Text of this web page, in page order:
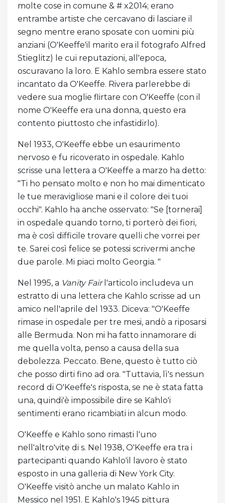
molte cose in comune & # x2014; erano
entrambe artiste che cercavano di lasciare il
segno mentre erano sposate con uomini più
anziani (O'Keeffe'il marito era il fotografo Alfred
Stieglitz) le cui reputazioni, all'epoca,
oscuravano la loro. E Kahlo sembra essere stato
incantato da O'Keeffe. Rivera parlerebbe di
vedere sua moglie flirtare con O'Keeffe (con il
nome O'Keeffe era una donna, questo era
contento piuttosto che infastidirlo).
Nel 1933, O'Keeffe ebbe un esaurimento
nervoso e fu ricoverato in ospedale. Kahlo
scrisse una lettera a O'Keeffe a marzo ha detto:
"Ti ho pensato molto e non ho mai dimenticato
le tue meravigliose mani e il colore dei tuoi
occhi". Kahlo ha anche osservato: "Se [tornerai]
in ospedale quando torno, ti porterò dei fiori,
ma è così difficile trovare quelli che vorrei per
te. Sarei così felice se potessi scrivermi anche
due parole. Mi piaci molto Georgia. "
Nel 1995, a Vanity Fairl'articolo includeva un
estratto di una lettera che Kahlo scrisse ad un
amico nell'aprile del 1933. Diceva: "O'Keeffe
rimase in ospedale per tre mesi, andò a riposarsi
alle Bermuda. Non mi ha fatto innamorare di
me quella volta, penso a causa della sua
debolezza. Peccato. Bene, questo è tutto ciò
che posso dirti fino ad ora. "Tuttavia, lì's nessun
record di O'Keeffe's risposta, se ne è stata fatta
una, quindi'è impossibile dire se Kahlo'i
sentimenti erano ricambiati in alcun modo.
O'Keeffe e Kahlo sono rimasti l'uno
nell'altro'vite di s. Nel 1938, O'Keeffe era tra i
partecipanti quando Kahlo'il lavoro è stato
esposto in una galleria di New York City.
O'Keeffe visitò anche un malato Kahlo in
Messico nel 1951. E Kahlo's 1945 pittura